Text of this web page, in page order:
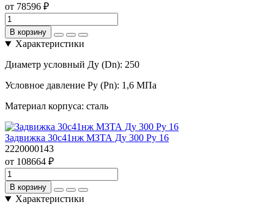
от 78596 ₽
В корзину
Характеристики
Диаметр условный Ду (Dn): 250
Условное давление Ру (Pn): 1,6 МПа
Материал корпуса: сталь
Задвижка 30с41нж МЗТА Ду 300 Ру 16
2220000143
от 108664 ₽
В корзину
Характеристики